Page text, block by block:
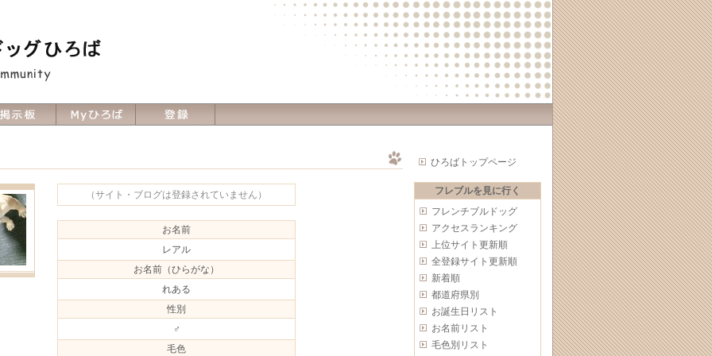
ひろばトップページ
フレブルを見に行く
フレンチブルドッグ
アクセスランキング
上位サイト更新順
全登録サイト更新順
新着順
都道府県別
お誕生日リスト
お名前リスト
毛色別リスト
（サイト・ブログは登録されていません）
お名前
レアル
お名前（ひらがな）
れある
性別
♂
毛色